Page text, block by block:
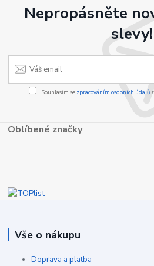
Nepropásněte
slevy!
Souhlasím se zpracováním osobních údajů
Oblíbené značky
Vše o nákupu
Doprava a platba